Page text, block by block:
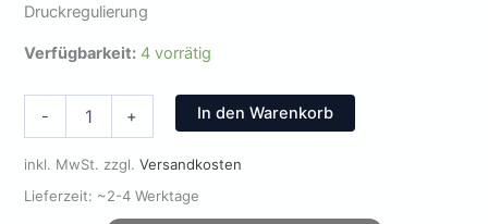
Druckregulierung
Verfügbarkeit: 4 vorrätig
-
Kaffeemaschine
Schwarz
-
+ In den Warenkorb
inkl. MwSt. zzgl.Versandkosten
Lieferzeit: ~2-4 Werktage